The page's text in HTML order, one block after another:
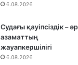
6.08.2026
Судағы қауіпсіздік – әр
азаматтың
жауапкершілігі
6.08.2026